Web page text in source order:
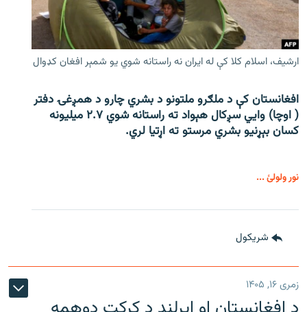
ارشیف، اسلام کلا کې له ایران نه راستانه شوي یو شمېر افغان کډوال
افغانستان کې د ملګرو ملتونو د بشري چارو د همږغۍ دفتر
( اوچا) وايي سږکال هېواد ته راستانه شوي ۲.۷ میلیونه
کسان بېړنیو بشري مرستو ته اړتیا لري.
نور ولولئ ...
شريکول
زمری ۱۶, ۱۴۰۵